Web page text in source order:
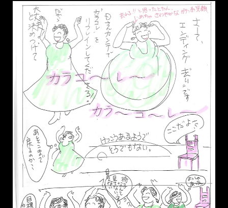
ｐ25
いや、本当に、短いんですよ、、、そこへ持ってきて、ここ数
年で１０ｋｇも太ったため、もうね、過去にライブハウスで
「あらいぐま」ってあだ名がついたときと同じくらいなんです
UPDATED: 2019年10月25日
CATEGORIES:
日常あれこれ,表現 ,踊る（フラメンコ他）
flamenco漫画 大失敗アバニコ
暴投 P24
2019年10月29日 ARTISTA YUI LEAVE A COMMENT
現代表現家 Artista YUIです。 さーて エンディングが近づ
いてきました～。カラコーレェェ カラコーレェエ（かたつむ
り～ いらんかね～ カタツムリだよ～）